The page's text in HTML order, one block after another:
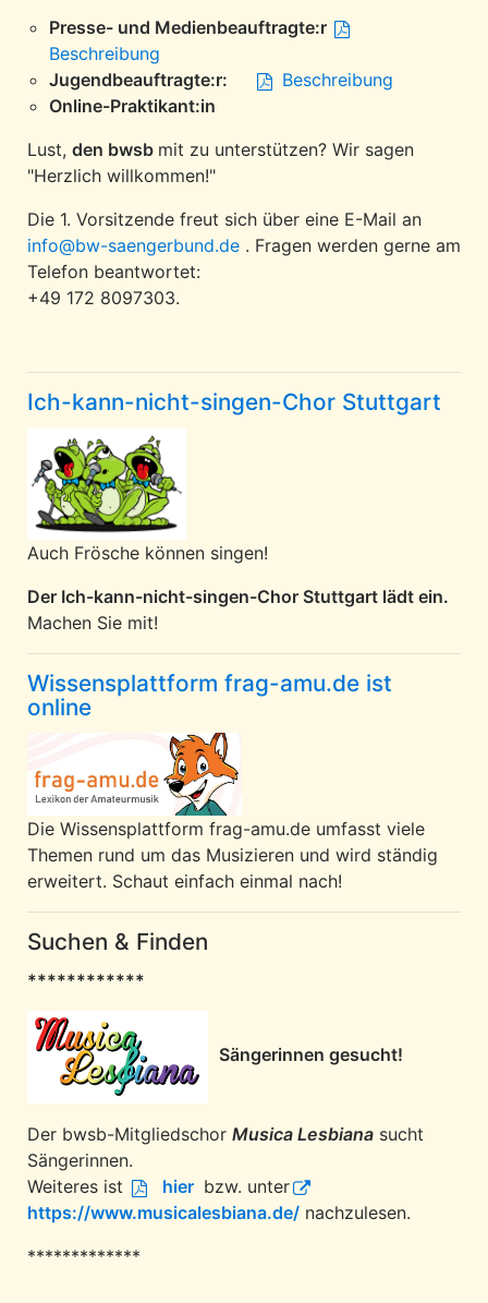
Presse- und Medienbeauftragte:r
Beschreibung
Jugendbeauftragte:r:
Beschreibung
Online-Praktikant:in
Lust, den bwsb mit zu unterstützen? Wir sagen
"Herzlich willkommen!"
Die 1. Vorsitzende freut sich über eine E-Mail an
info@bw-saengerbund.de . Fragen werden gerne am
Telefon beantwortet:
+49 172 8097303.
Ich-kann-nicht-singen-Chor Stuttgart
Auch Frösche können singen!
Der Ich-kann-nicht-singen-Chor Stuttgart lädt ein.
Machen Sie mit!
Wissensplattform frag-amu.de ist
online
Die Wissensplattform frag-amu.de umfasst viele
Themen rund um das Musizieren und wird ständig
erweitert. Schaut einfach einmal nach!
Suchen & Finden
************
Sängerinnen gesucht!
Der bwsb-Mitgliedschor Musica Lesbiana sucht
Sängerinnen.
Weiteres ist
hier bzw. unter
https://www.musicalesbiana.de/ nachzulesen.
*************